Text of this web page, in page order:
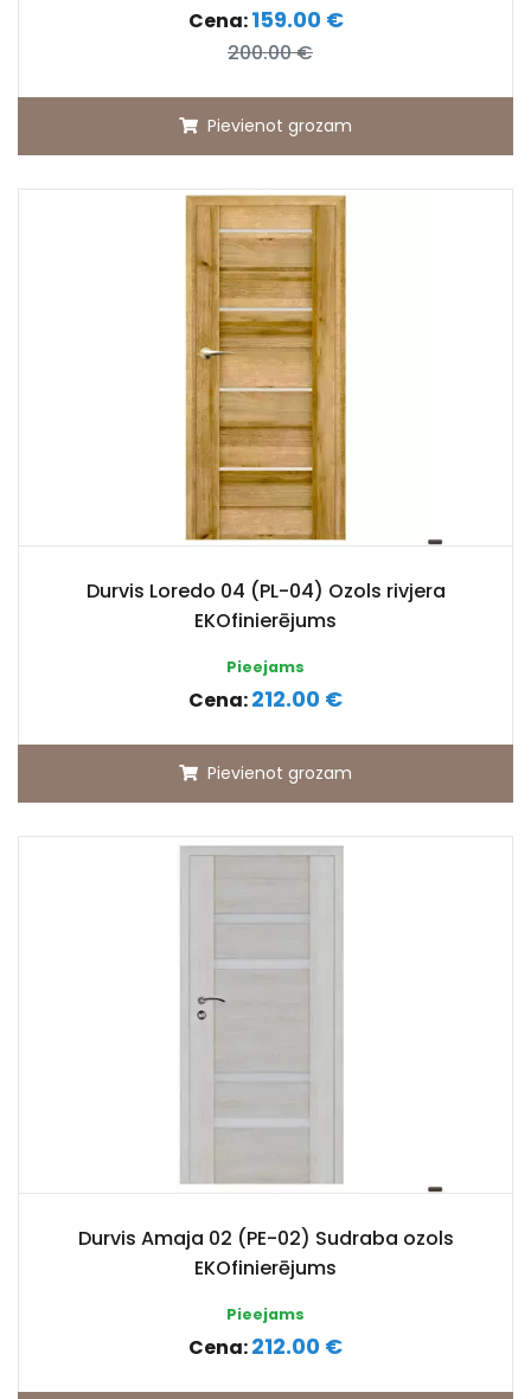
Cena:159.00 €
200.00 €
Pievienot grozam
Durvis Loredo 04 (PL-04) Ozols rivjera
EKOfinierējums
Pieejams
Cena:212.00 €
Pievienot grozam
Durvis Amaja 02 (PE-02) Sudraba ozols
EKOfinierējums
Pieejams
Cena:212.00 €